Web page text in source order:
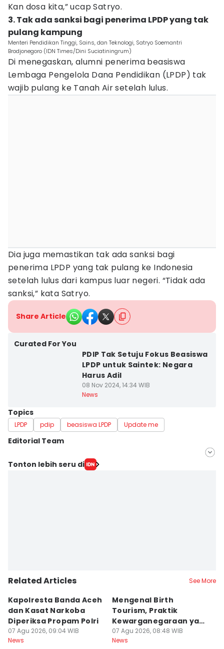
Kan dosa kita,” ucap Satryo.
3. Tak ada sanksi bagi penerima LPDP yang tak
pulang kampung
Menteri Pendidikan Tinggi, Sains, dan Teknologi, Satryo Soemantri
Brodjonegoro (IDN Times/Dini Suciatiningrum)
Di menegaskan, alumni penerima beasiswa
Lembaga Pengelola Dana Pendidikan (LPDP) tak
wajib pulang ke Tanah Air setelah lulus.
Dia juga memastikan tak ada sanksi bagi
penerima LPDP yang tak pulang ke Indonesia
setelah lulus dari kampus luar negeri. “Tidak ada
sanksi,” kata Satryo.
Share Article
Curated For You
PDIP Tak Setuju Fokus Beasiswa
LPDP untuk Saintek: Negara
Harus Adil
08 Nov 2024, 14:34 WIB
News
Topics
LPDP pdip beasiswa LPDP Update me
Editorial Team
Editor
Tonton lebih seru di
Related Articles See More
Kapolresta Banda Aceh
dan Kasat Narkoba
Diperiksa Propam Polri
07 Agu 2026, 09:04 WIB
News
Mengenal Birth
Tourism, Praktik
Kewarganegaraan yang
Bikin Trump Gerah
07 Agu 2026, 08:48 WIB
News